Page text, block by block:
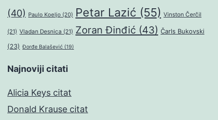
(40) Paulo Koeljo (20) Petar Lazić (55) Vinston Čerčil
(21) Vladan Desnica (21) Zoran Đinđić (43) Čarls Bukovski
(23) Đorđe Balašević (19)
Najnoviji citati
Alicia Keys citat
Donald Krause citat